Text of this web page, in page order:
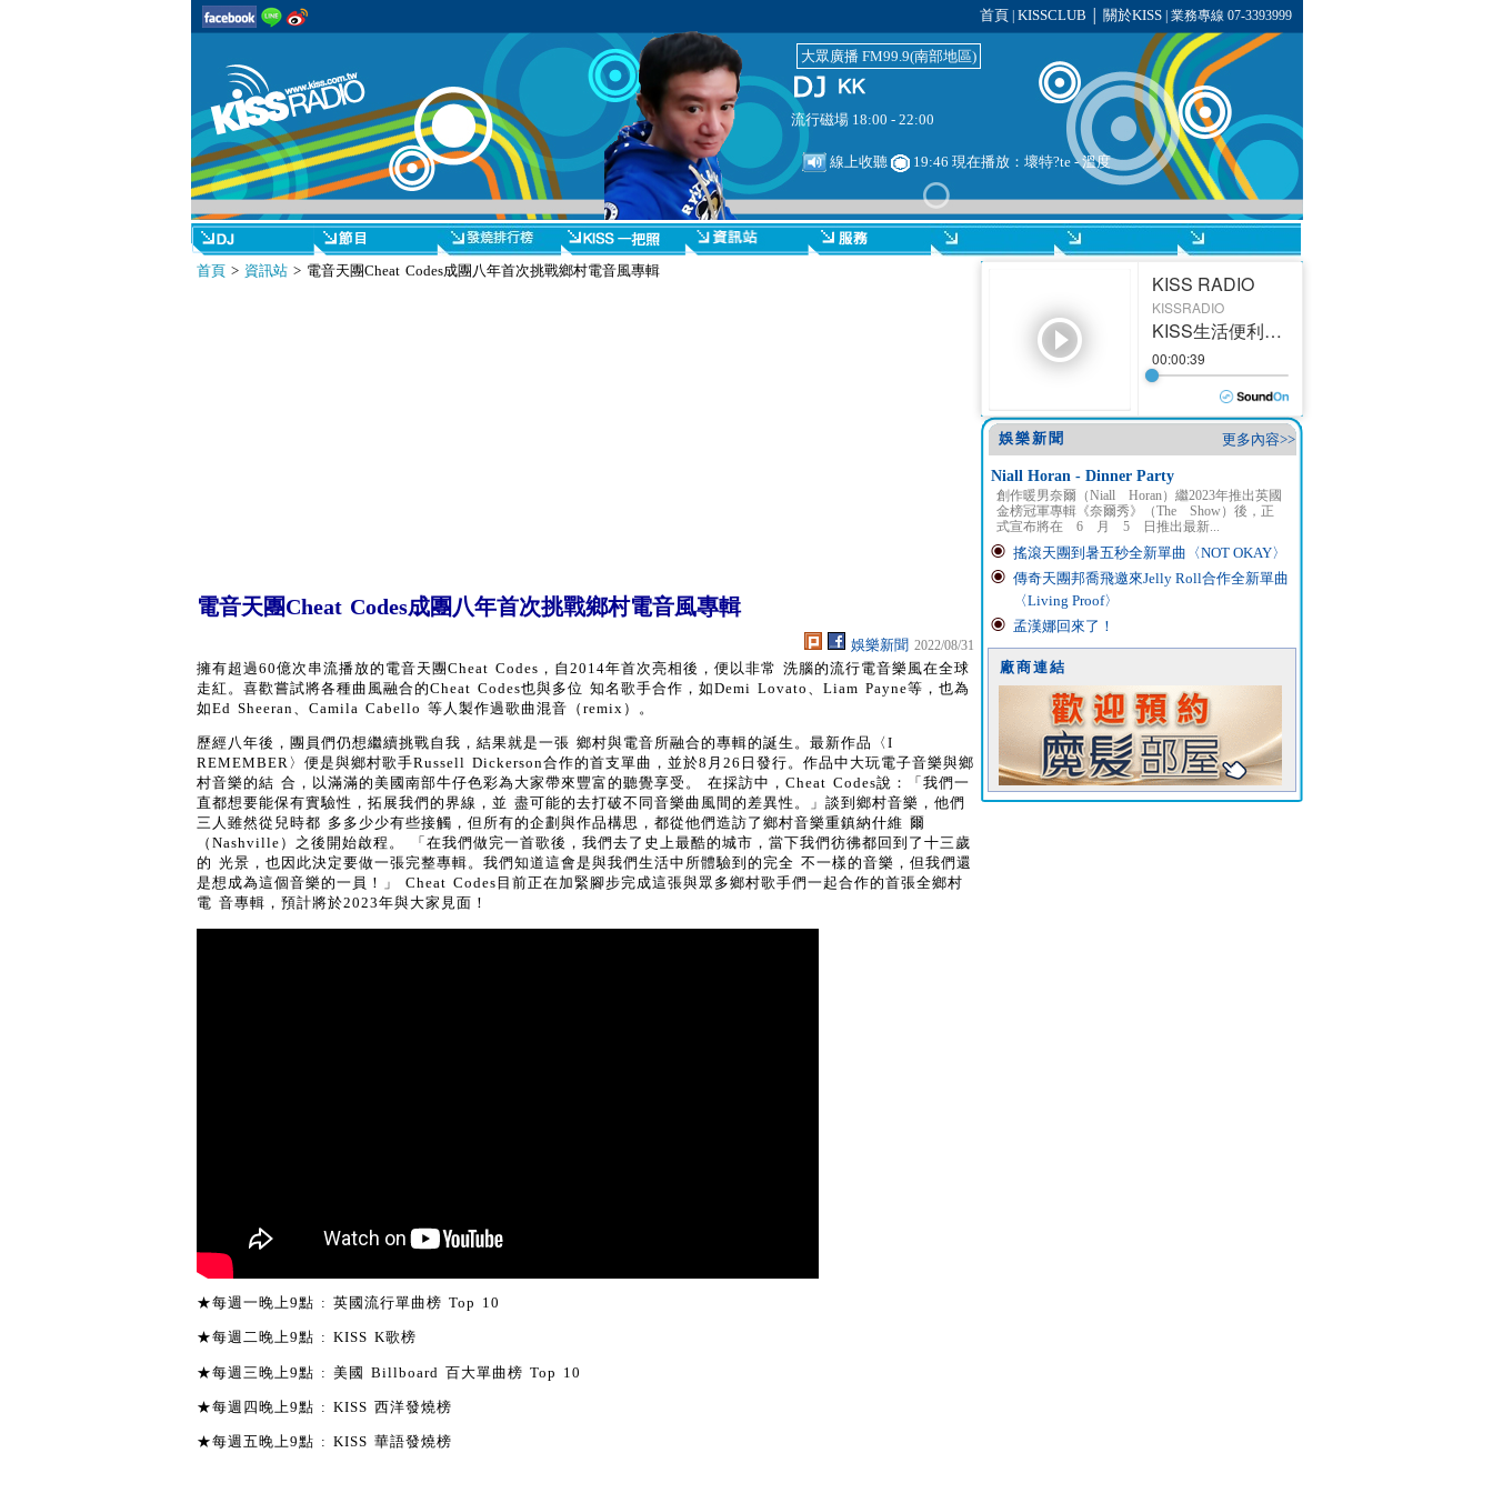
首頁 KISSCLUB 關於KISS| 業務專線 07-3393999
大眾廣播 FM99.9(南部地區)
流行磁場 18:00 - 22:00
線上收聽 19:46 現在播放：壞特?te - 溫度
首頁> 資訊站> 電音天團Cheat Codes成團八年首次挑戰鄉村電音風專輯
電音天團Cheat Codes成團八年首次挑戰鄉村電音風專輯
娛樂新聞 2022/08/31
擁有超過60億次串流播放的電音天團Cheat Codes，自2014年首次亮相後，便以非常 洗腦的流行電音樂風在全球
走紅。喜歡嘗試將各種曲風融合的Cheat Codes也與多位 知名歌手合作，如Demi Lovato、Liam Payne等，也為
如Ed Sheeran、Camila Cabello 等人製作過歌曲混音（remix）。
歷經八年後，團員們仍想繼續挑戰自我，結果就是一張 鄉村與電音所融合的專輯的誕生。最新作品〈I
REMEMBER〉便是與鄉村歌手Russell Dickerson合作的首支單曲，並於8月26日發行。作品中大玩電子音樂與鄉
村音樂的結 合，以滿滿的美國南部牛仔色彩為大家帶來豐富的聽覺享受。 在採訪中，Cheat Codes說：「我們一
直都想要能保有實驗性，拓展我們的界線，並 盡可能的去打破不同音樂曲風間的差異性。」談到鄉村音樂，他們
三人雖然從兒時都 多多少少有些接觸，但所有的企劃與作品構思，都從他們造訪了鄉村音樂重鎮納什維 爾
（Nashville）之後開始啟程。 「在我們做完一首歌後，我們去了史上最酷的城市，當下我們彷彿都回到了十三歲
的 光景，也因此決定要做一張完整專輯。我們知道這會是與我們生活中所體驗到的完全 不一樣的音樂，但我們還
是想成為這個音樂的一員！」 Cheat Codes目前正在加緊腳步完成這張與眾多鄉村歌手們一起合作的首張全鄉村
電 音專輯，預計將於2023年與大家見面！
★每週一晚上9點 : 英國流行單曲榜 Top 10
★每週二晚上9點 : KISS K歌榜
★每週三晚上9點 : 美國 Billboard 百大單曲榜 Top 10
★每週四晚上9點 : KISS 西洋發燒榜
★每週五晚上9點 : KISS 華語發燒榜
更多內容>>
娛樂新聞
Niall Horan - Dinner Party
創作暖男奈爾（Niall Horan）繼2023年推出英國
金榜冠軍專輯《奈爾秀》（The Show）後，正
式宣布將在 6 月 5 日推出最新...
搖滾天團到暑五秒全新單曲〈NOT OKAY〉
傳奇天團邦喬飛邀來Jelly Roll合作全新單曲
〈Living Proof〉
孟漢娜回來了！
廠商連結